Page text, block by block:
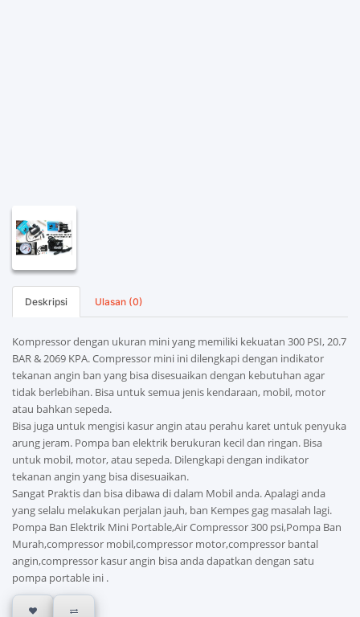
Deskripsi Ulasan (0)
Kompressor dengan ukuran mini yang memiliki kekuatan 300 PSI, 20.7
BAR & 2069 KPA. Compressor mini ini dilengkapi dengan indikator
tekanan angin ban yang bisa disesuaikan dengan kebutuhan agar
tidak berlebihan. Bisa untuk semua jenis kendaraan, mobil, motor
atau bahkan sepeda.
Bisa juga untuk mengisi kasur angin atau perahu karet untuk penyuka
arung jeram. Pompa ban elektrik berukuran kecil dan ringan. Bisa
untuk mobil, motor, atau sepeda. Dilengkapi dengan indikator
tekanan angin yang bisa disesuaikan.
Sangat Praktis dan bisa dibawa di dalam Mobil anda. Apalagi anda
yang selalu melakukan perjalan jauh, ban Kempes gag masalah lagi.
Pompa Ban Elektrik Mini Portable,Air Compressor 300 psi,Pompa Ban
Murah,compressor mobil,compressor motor,compressor bantal
angin,compressor kasur angin bisa anda dapatkan dengan satu
pompa portable ini .